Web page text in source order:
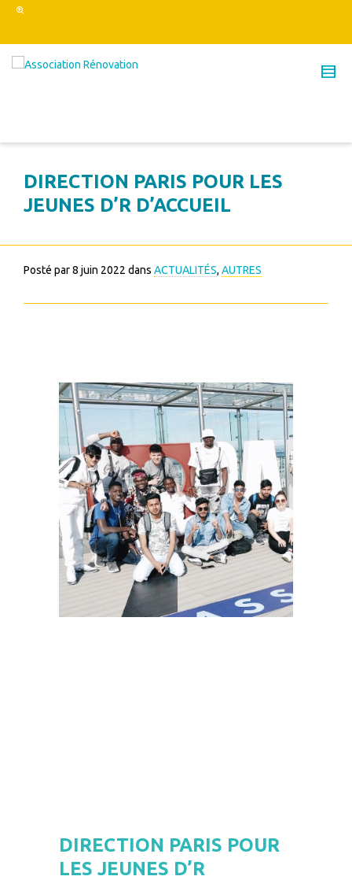
DIRECTION PARIS POUR LES
JEUNES D’R D’ACCUEIL
Posté par8 juin 2022 dans ACTUALITÉS, AUTRES
DIRECTION PARIS POUR
LES JEUNES D’R